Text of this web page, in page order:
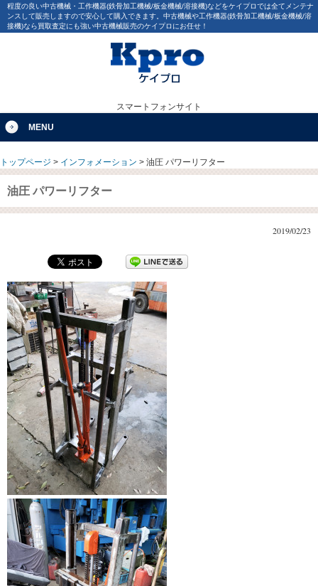
程度の良い中古機械・工作機器(鉄骨加工機械/板金機械/溶接機)などをケイプロでは全てメンテナ
ンスして販売しますので安心して購入できます。中古機械や工作機器(鉄骨加工機械/板金機械/溶
接機)なら買取査定にも強い中古機械販売のケイプロにお任せ！
スマートフォンサイト
MENU
トップページ > インフォメーション > 油圧 パワーリフター
油圧 パワーリフター
2019/02/23